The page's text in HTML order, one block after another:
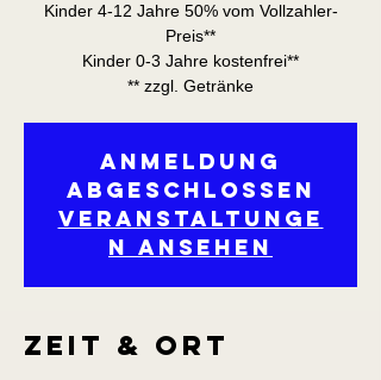
Kinder 4-12 Jahre 50% vom Vollzahler-
Preis**
Kinder 0-3 Jahre kostenfrei**
** zzgl. Getränke
Anmeldung
abgeschlossen
Veranstaltunge
n ansehen
Zeit & Ort